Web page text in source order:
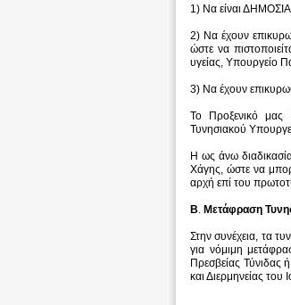
1) Να είναι
2) Να έχουν
ώστε να
υγείας, Υπουργείο
3) Να έχουν
Το Προξενικό μας
Τυνησιακού
Η ως άνω
Χάγης, ώστε να
αρχή επί του
Β. Μετάφραση
Στην συνέχεια, τα
για νόμιμη
Πρεσβείας
και Διερμηνείας του